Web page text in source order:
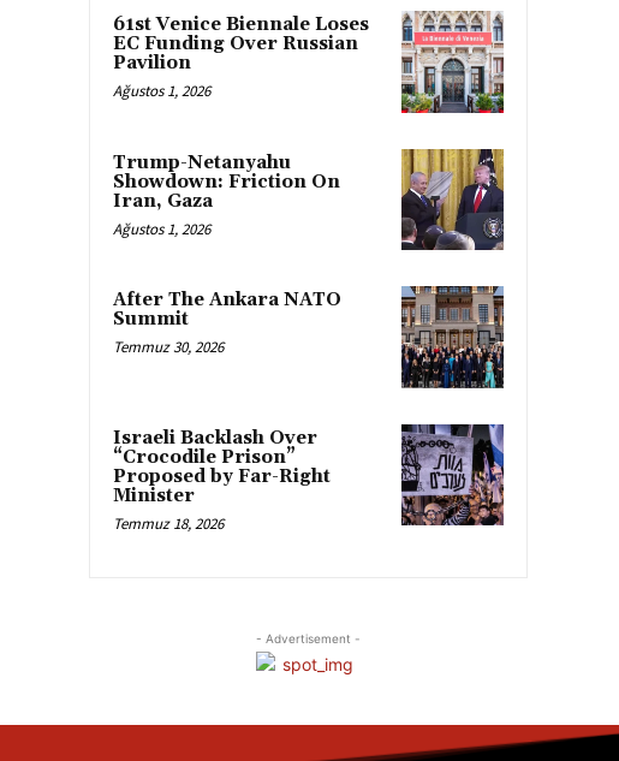
61st Venice Biennale Loses
EC Funding Over Russian
Pavilion
Ağustos 1, 2026
Trump-Netanyahu
Showdown: Friction On
Iran, Gaza
Ağustos 1, 2026
After The Ankara NATO
Summit
Temmuz 30, 2026
Israeli Backlash Over
“Crocodile Prison”
Proposed by Far-Right
Minister
Temmuz 18, 2026
- Advertisement -